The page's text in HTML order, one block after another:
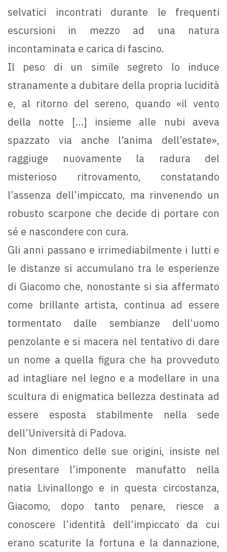
selvatici incontrati durante le frequenti
escursioni in mezzo ad una natura
incontaminata e carica di fascino.
Il peso di un simile segreto lo induce
stranamente a dubitare della propria lucidità
e, al ritorno del sereno, quando «il vento
della notte […] insieme alle nubi aveva
spazzato via anche l’anima dell’estate»,
raggiuge nuovamente la radura del
misterioso ritrovamento, constatando
l’assenza dell’impiccato, ma rinvenendo un
robusto scarpone che decide di portare con
sé e nascondere con cura.
Gli anni passano e irrimediabilmente i lutti e
le distanze si accumulano tra le esperienze
di Giacomo che, nonostante si sia affermato
come brillante artista, continua ad essere
tormentato dalle sembianze dell’uomo
penzolante e si macera nel tentativo di dare
un nome a quella figura che ha provveduto
ad intagliare nel legno e a modellare in una
scultura di enigmatica bellezza destinata ad
essere esposta stabilmente nella sede
dell’Università di Padova.
Non dimentico delle sue origini, insiste nel
presentare l’imponente manufatto nella
natia Livinallongo e in questa circostanza,
Giacomo, dopo tanto penare, riesce a
conoscere l’identità dell’impiccato da cui
erano scaturite la fortuna e la dannazione,